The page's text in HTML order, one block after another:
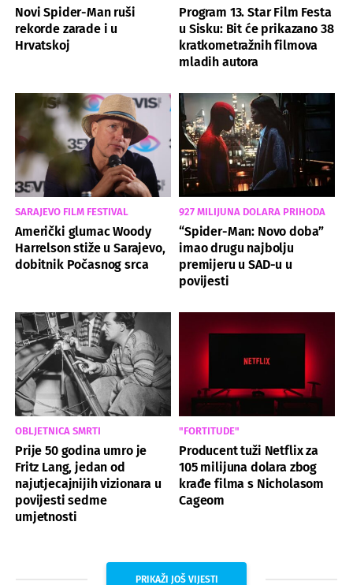
Novi Spider-Man ruši
rekorde zarade i u
Hrvatskoj
Program 13. Star Film Festa
u Sisku: Bit će prikazano 38
kratkometražnih filmova
mladih autora
SARAJEVO FILM FESTIVAL
Američki glumac Woody
Harrelson stiže u Sarajevo,
dobitnik Počasnog srca
927 MILIJUNA DOLARA PRIHODA
“Spider-Man: Novo doba”
imao drugu najbolju
premijeru u SAD-u u
povijesti
OBLJETNICA SMRTI
Prije 50 godina umro je
Fritz Lang, jedan od
najutjecajnijih vizionara u
povijesti sedme
umjetnosti
"FORTITUDE"
Producent tuži Netflix za
105 milijuna dolara zbog
krađe filma s Nicholasom
Cageom
PRIKAŽI JOŠ VIJESTI